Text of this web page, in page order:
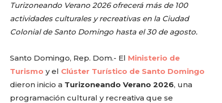
Turizoneando Verano 2026 ofrecerá más de 100
actividades culturales y recreativas en la Ciudad
Colonial de Santo Domingo hasta el 30 de agosto.
Santo Domingo, Rep. Dom.- El Ministerio de
Turismo y el Clúster Turístico de Santo Domingo
dieron inicio a Turizoneando Verano 2026, una
programación cultural y recreativa que se